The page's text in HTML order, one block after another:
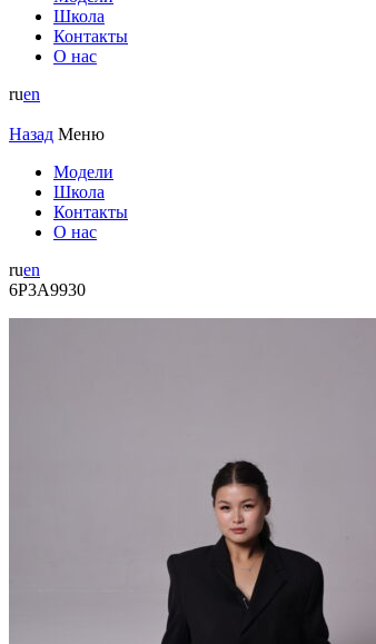
Школа
Контакты
О нас
ruen
Назад Меню
Модели
Школа
Контакты
О нас
ruen
6P3A9930